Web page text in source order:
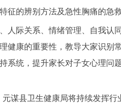
的辨别方法及急性胸痛的急
际关系、情绪管理、自我认
康的重要性，教导大家识
统，提升家长对子女心理问
县卫生健康局将持续发挥行